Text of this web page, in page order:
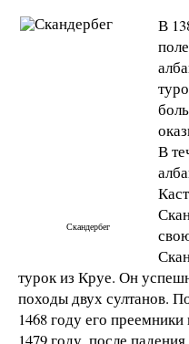
Скандербег
В
В
турок из Круе. Он
походы двух султанов.
1468 году его
1479 году, после